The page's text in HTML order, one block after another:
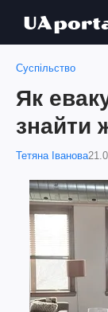
Суспільство
Як
знайти
Тетяна Іванова